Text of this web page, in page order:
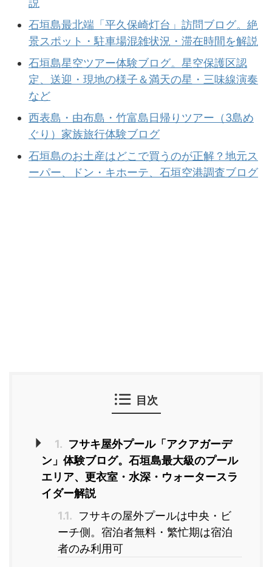
説
石垣島最北端「平久保崎灯台」訪問ブログ。絶
景スポット・駐車場混雑状況・滞在時間を解説
石垣島星空ツアー体験ブログ。星空保護区認
定、送迎・現地の様子＆満天の星・三味線演奏
など
西表島・由布島・竹富島日帰りツアー（3島め
ぐり）家族旅行体験ブログ
石垣島のお土産はどこで買うのが正解？地元ス
ーパー、ドン・キホーテ、石垣空港調査ブログ
目次
1. フサキ屋外プール「アクアガーデ
ン」体験ブログ。石垣島最大級のプール
エリア、更衣室・水深・ウォータースラ
イダー解説
1.1.
フサキの屋外プールは中央・ビ
ーチ側。宿泊者無料・繁忙期は宿泊
者のみ利用可